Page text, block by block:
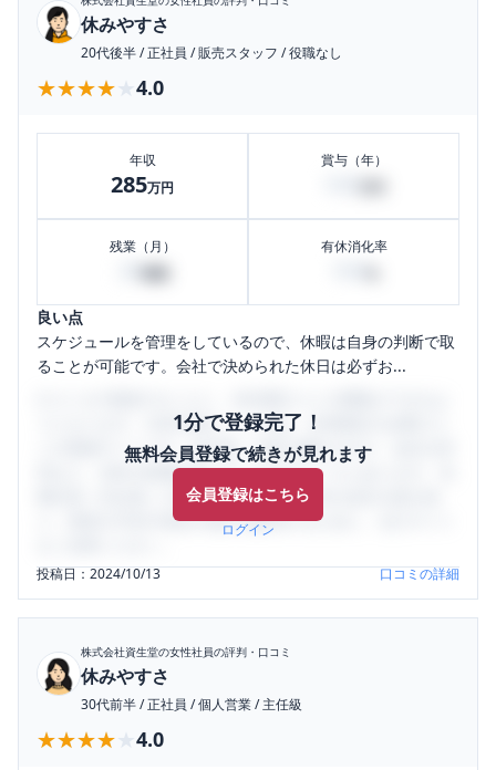
休みやすさ
20代後半/正社員 /販売スタッフ /役職なし
★★★★★
★★★★★ 4.0
年収
285万円
賞与（年）
残業（月） 有休消化率
良い点
スケジュールを管理をしているので、休暇は自身の判断で取
ることが可能です。会社で決められた休日は必ずお...
1分で登録完了！
無料会員登録で続きが見れます
会員登録はこちら
ログイン
うになります。SHEHUB(シーハブ)は、女性限定の企業口コ
ミの投稿サイトです。給与面・女性の働きやすさ・会社の評
判など、女性の転職は気にすべき点がたくさんあります。先
輩社員（元社員）の口コミを通して、本当の会社の姿を知
り、将来の不安や現在の悩みを解消するために、ぜひサイト
投稿日：2024/10/13 口コミの詳細
株式会社資生堂の女性社員の評判・口コミ
休みやすさ
30代前半/正社員 /個人営業/主任級
★★★★★
★★★★★ 4.0